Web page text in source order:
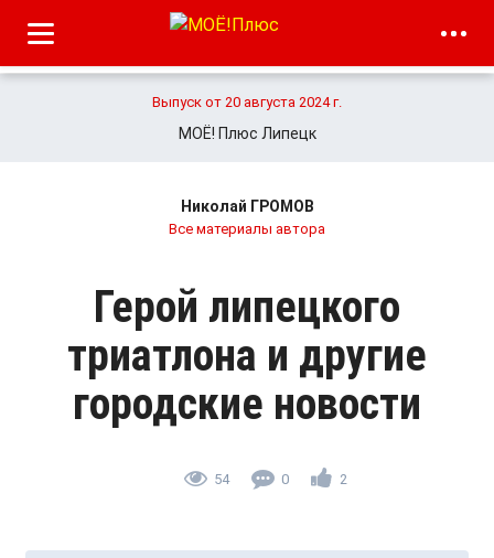
Выпуск от 20 августа 2024 г.
МОЁ! Плюс Липецк
Николай ГРОМОВ
Все материалы автора
Герой липецкого
триатлона и другие
городские новости
54 0 2